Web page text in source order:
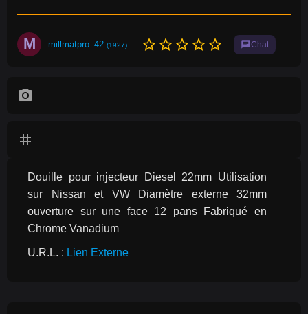
M millmatpro_42 (1927) star_borderstar_borderstar_borderstar_borderstar_border chatChat
photo_camera
tag
Douille pour injecteur Diesel 22mm Utilisation
sur Nissan et VW Diamètre externe 32mm
ouverture sur une face 12 pans Fabriqué en
Chrome Vanadium
U.R.L. : Lien Externe